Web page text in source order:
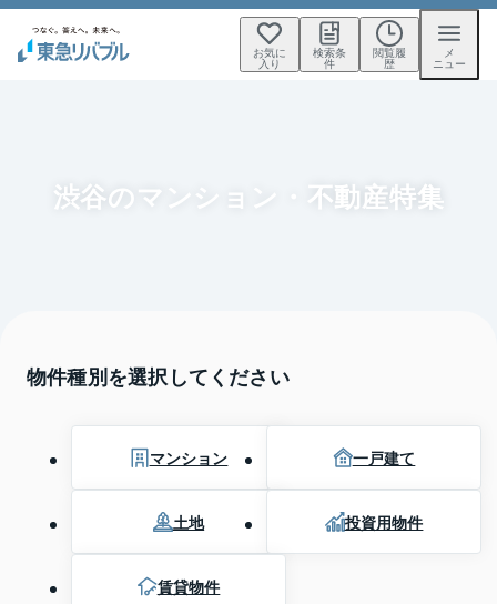
お気に
入り
検索条
件
閲覧履
歴
メ
ニュー
渋谷のマンション・不動産特集
物件種別を選択してください
マンション 一戸建て
土地 投資用物件
賃貸物件